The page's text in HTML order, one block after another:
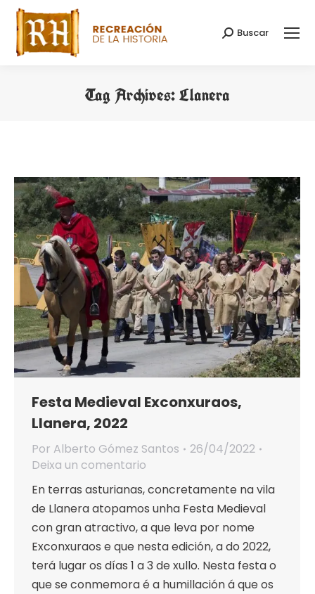
Search:
Buscar
Tag Archives:Llanera
Festa Medieval Exconxuraos,
Llanera, 2022
Por Alberto Gómez Santos
26/04/2022
Deixa un comentario
En terras asturianas, concretamente na vila
de Llanera atopamos unha Festa Medieval
con gran atractivo, a que leva por nome
Exconxuraos e que nesta edición, a do 2022,
terá lugar os días 1 a 3 de xullo. Nesta festa o
que se conmemora é a humillación á que os